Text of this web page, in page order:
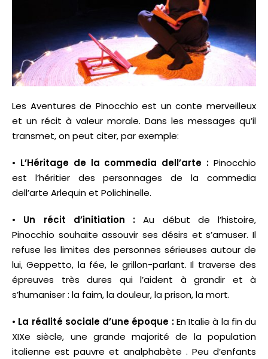
Les Aventures de Pinocchio est un conte merveilleux
et un récit à valeur morale. Dans les messages qu’il
transmet, on peut citer, par exemple:
• L’Héritage de la commedia dell’arte : Pinocchio
est l’héritier des personnages de la commedia
dell’arte Arlequin et Polichinelle.
• Un récit d’initiation : Au début de l’histoire,
Pinocchio souhaite assouvir ses désirs et s’amuser. Il
refuse les limites des personnes sérieuses autour de
lui, Geppetto, la fée, le grillon-parlant. Il traverse des
épreuves très dures qui l’aident à grandir et à
s’humaniser : la faim, la douleur, la prison, la mort.
• La réalité sociale d’une époque :En Italie à la fin du
XIXe siècle, une grande majorité de la population
italienne est pauvre et analphabète . Peu d’enfants